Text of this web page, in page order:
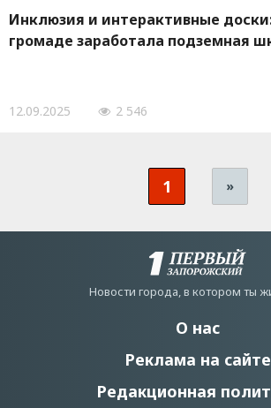
Инклюзия и интерактивные
громаде заработала подземная
12.09.2025 2 546
1 »
Новости города, в котором ты
О нас
Реклама на сайте
Редакционная